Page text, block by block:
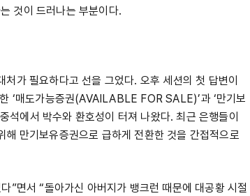
것이 드러나는 부분이다.
가 필요하다고 선을 그었다. 오후 세션의 첫 답변이
‘매도가능증권(AVAILABLE FOR SALE)’과 ‘만기보
에서 박수와 환호성이 터져 나왔다. 최근 은행들이
만기보유증권으로 급하게 전환한 것을 간접적으로
”면서 “돌아가신 아버지가 뱅크런 때문에 대공황 시절